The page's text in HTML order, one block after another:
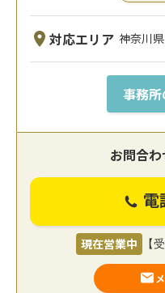
対応エリア 神奈川県
事務
お問合
電
現在営業中 【